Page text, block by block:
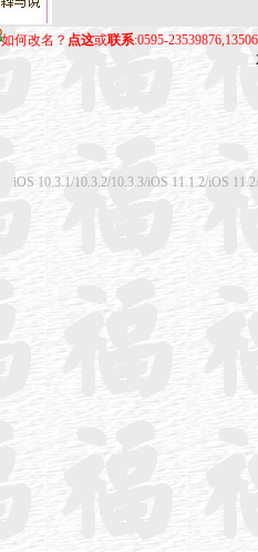
如何改名？ 点这或联系:0595-
iOS 10.3.1/10.3.2/10.3.3/iOS 11.1.2/iOS